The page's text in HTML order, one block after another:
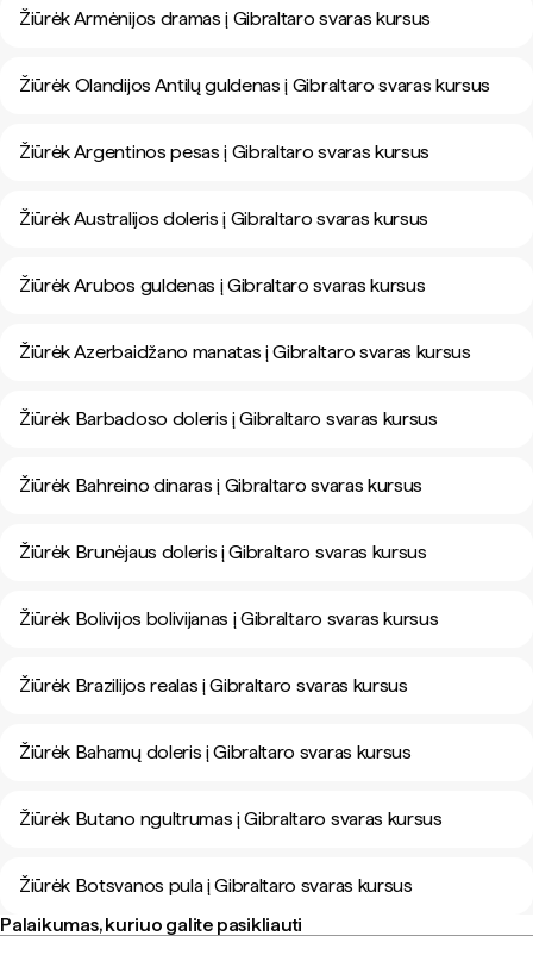
Žiūrėk Armėnijos dramas į Gibraltaro svaras kursus
Žiūrėk Olandijos Antilų guldenas į Gibraltaro svaras kursus
Žiūrėk Argentinos pesas į Gibraltaro svaras kursus
Žiūrėk Australijos doleris į Gibraltaro svaras kursus
Žiūrėk Arubos guldenas į Gibraltaro svaras kursus
Žiūrėk Azerbaidžano manatas į Gibraltaro svaras kursus
Žiūrėk Barbadoso doleris į Gibraltaro svaras kursus
Žiūrėk Bahreino dinaras į Gibraltaro svaras kursus
Žiūrėk Brunėjaus doleris į Gibraltaro svaras kursus
Žiūrėk Bolivijos bolivijanas į Gibraltaro svaras kursus
Žiūrėk Brazilijos realas į Gibraltaro svaras kursus
Žiūrėk Bahamų doleris į Gibraltaro svaras kursus
Žiūrėk Butano ngultrumas į Gibraltaro svaras kursus
Žiūrėk Botsvanos pula į Gibraltaro svaras kursus
Palaikumas, kuriuo galite pasikliauti